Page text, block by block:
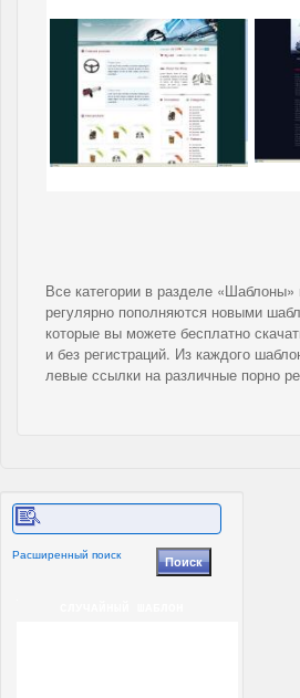
Все категории в разделе «Шаблоны»
регулярно пополняются новыми
которые вы можете бесплатно
и без регистраций. Из каждого
левые ссылки на различные порно
Расширенный поиск